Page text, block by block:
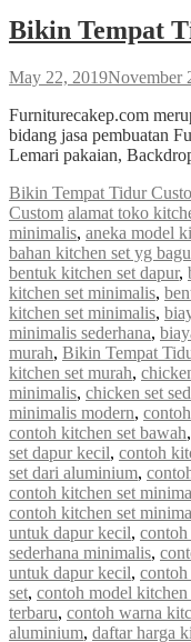
Bikin Tempat
May 22, 2019November
Furniturecakep.com
bidang jasa pembuatan
Lemari pakaian,
Bikin Tempat Tidur
Custom alamat toko
minimalis, aneka model
bahan kitchen set yg
bentuk kitchen set dapur,
kitchen set minimalis,
kitchen set minimalis,
minimalis sederhana,
murah, Bikin Tempat
kitchen set murah,
minimalis, chicken set
minimalis modern,
contoh kitchen set bawah,
set dapur kecil, contoh
set dari aluminium,
contoh kitchen set
contoh kitchen set
untuk dapur kecil, contoh
sederhana minimalis,
untuk dapur kecil,
set, contoh model
terbaru, contoh warna
aluminium, daftar harga